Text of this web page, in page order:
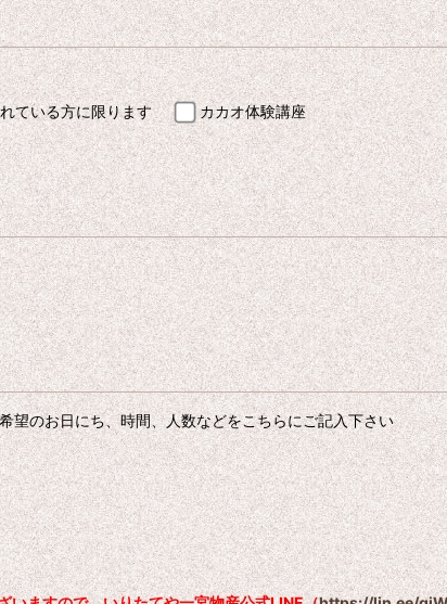
ている方に限ります
カカオ体験講座
望のお日にち、時間、人数などをこちらにご記入下さい